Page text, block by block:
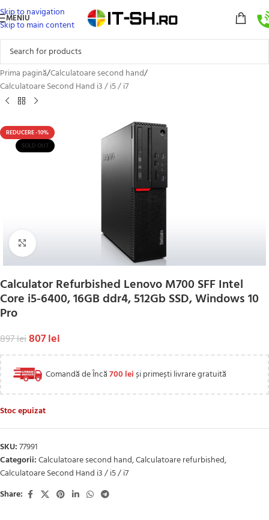
Skip to navigation
Skip to main content
MENIU
Prima pagină/Calculatoare second hand/
Calculatoare Second Hand i3 / i5 / i7
REDUCERE -10%
SOLD OUT
Calculator Refurbished Lenovo M700 SFF Intel
Core i5-6400, 16GB ddr4, 512Gb SSD, Windows 10
Pro
897lei807lei
Comandă de Încă700 leiși primești livrare gratuită
Stoc epuizat
SKU:77991
Categorii:Calculatoare second hand,Calculatoare refurbished,
Calculatoare Second Hand i3 / i5 / i7
Share: